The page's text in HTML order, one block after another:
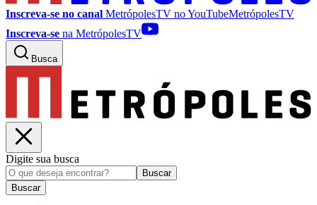
Inscreva-se no canal MetrópolesTV noYouTubeMetrópolesTV
Inscreva-se na MetrópolesTV
Busca
Digite sua busca
Buscar
Buscar